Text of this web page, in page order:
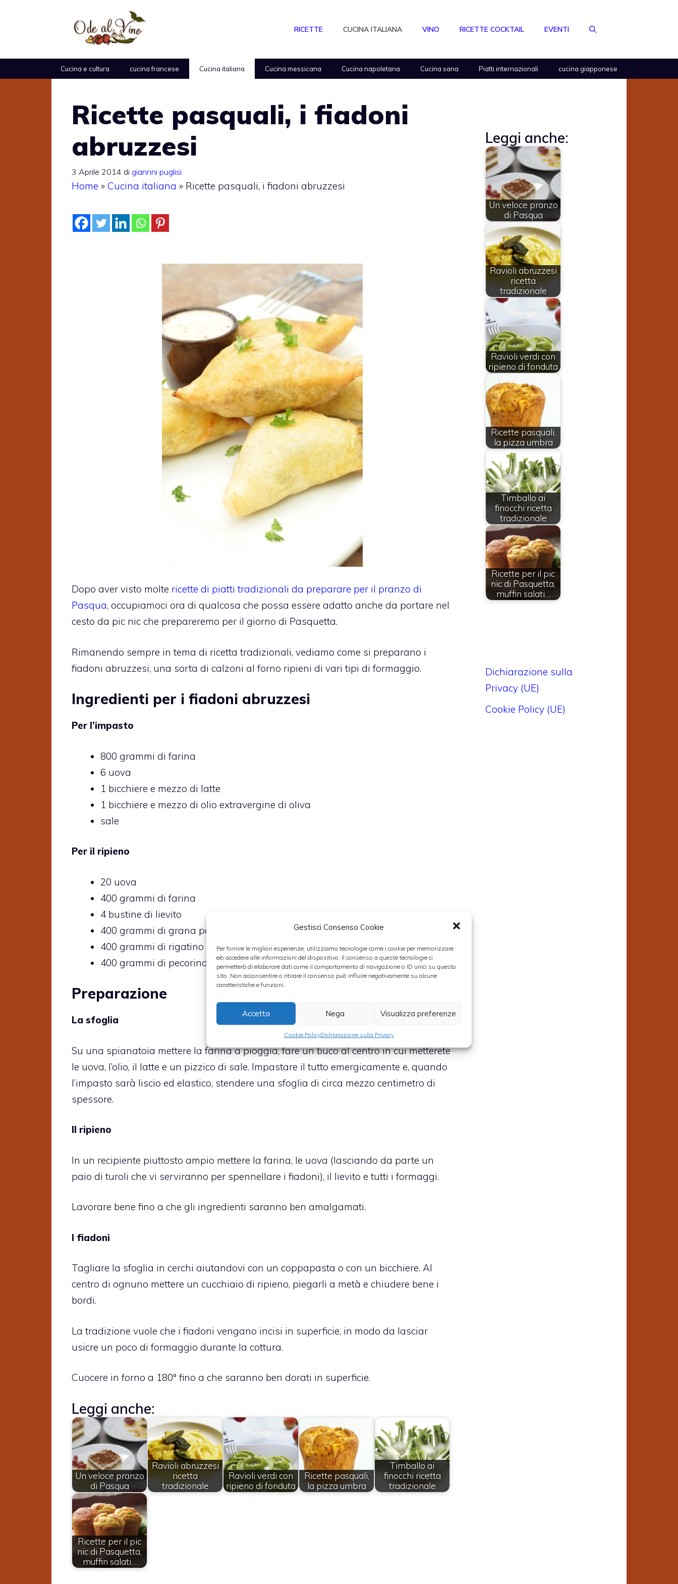
Gestisci Consenso Cookie
Per fornire le migliori esperienze, utilizziamo tecnologie come i cookie per memorizzare
e/o accedere alle informazioni del dispositivo. Il consenso a queste tecnologie ci
permetterà di elaborare dati come il comportamento di navigazione o ID unici su questo
sito. Non acconsentire o ritirare il consenso può influire negativamente su alcune
caratteristiche e funzioni.
Accetta Nega Visualizza preferenze
Cookie PolicyDichiarazione sulla Privacy
RICETTE CUCINA ITALIANA VINO RICETTE COCKTAIL EVENTI
Cucina e cultura cucina francese Cucina italiana Cucina messicana Cucina napoletana Cucina sana Piatti internazionali cucina giapponese
Ricette pasquali, i fiadoni
abruzzesi
3 Aprile 2014 di giannni puglisi
Home » Cucina italiana » Ricette pasquali, i fiadoni abruzzesi
Dopo aver visto molte ricette di piatti tradizionali da preparare per il pranzo di
Pasqua, occupiamoci ora di qualcosa che possa essere adatto anche da portare nel
cesto da pic nic che prepareremo per il giorno di Pasquetta.
Rimanendo sempre in tema di ricetta tradizionali, vediamo come si preparano i
fiadoni abruzzesi, una sorta di calzoni al forno ripieni di vari tipi di formaggio.
Ingredienti per i fiadoni abruzzesi
Per l’impasto
800 grammi di farina
6 uova
1 bicchiere e mezzo di latte
1 bicchiere e mezzo di olio extravergine di oliva
sale
Per il ripieno
20 uova
400 grammi di farina
4 bustine di lievito
400 grammi di grana padano grattugiato
400 grammi di rigatino abruzzese grattugiato
400 grammi di pecorino abruzzese
Preparazione
La sfoglia
Su una spianatoia mettere la farina a pioggia, fare un buco al centro in cui metterete
le uova, l’olio, il latte e un pizzico di sale. Impastare il tutto emergicamente e, quando
l’impasto sarà liscio ed elastico, stendere una sfoglia di circa mezzo centimetro di
spessore.
Il ripieno
In un recipiente piuttosto ampio mettere la farina, le uova (lasciando da parte un
paio di turoli che vi serviranno per spennellare i fiadoni), il lievito e tutti i formaggi.
Lavorare bene fino a che gli ingredienti saranno ben amalgamati.
I fiadoni
Tagliare la sfoglia in cerchi aiutandovi con un coppapasta o con un bicchiere. Al
centro di ognuno mettere un cucchiaio di ripieno, piegarli a metà e chiudere bene i
bordi.
La tradizione vuole che i fiadoni vengano incisi in superficie, in modo da lasciar
usicre un poco di formaggio durante la cottura.
Cuocere in forno a 180° fino a che saranno ben dorati in superficie.
Leggi anche:
Un veloce pranzo
di Pasqua
Ravioli abruzzesi
ricetta
tradizionale
Ravioli verdi con
ripieno di fonduta
Ricette pasquali,
la pizza umbra
Timballo ai
finocchi ricetta
tradizionale
Ricette per il pic
nic di Pasquetta,
muffin salati…
Leggi anche:
Un veloce pranzo
di Pasqua
Ravioli abruzzesi
ricetta
tradizionale
Ravioli verdi con
ripieno di fonduta
Ricette pasquali,
la pizza umbra
Timballo ai
finocchi ricetta
tradizionale
Ricette per il pic
nic di Pasquetta,
muffin salati…
Dichiarazione sulla
Privacy (UE)
Cookie Policy (UE)